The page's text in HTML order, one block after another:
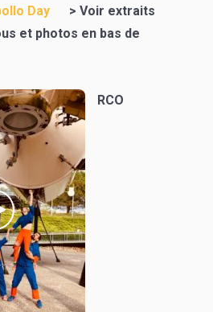
Day > Voir extraits
et photos en bas de
RCO